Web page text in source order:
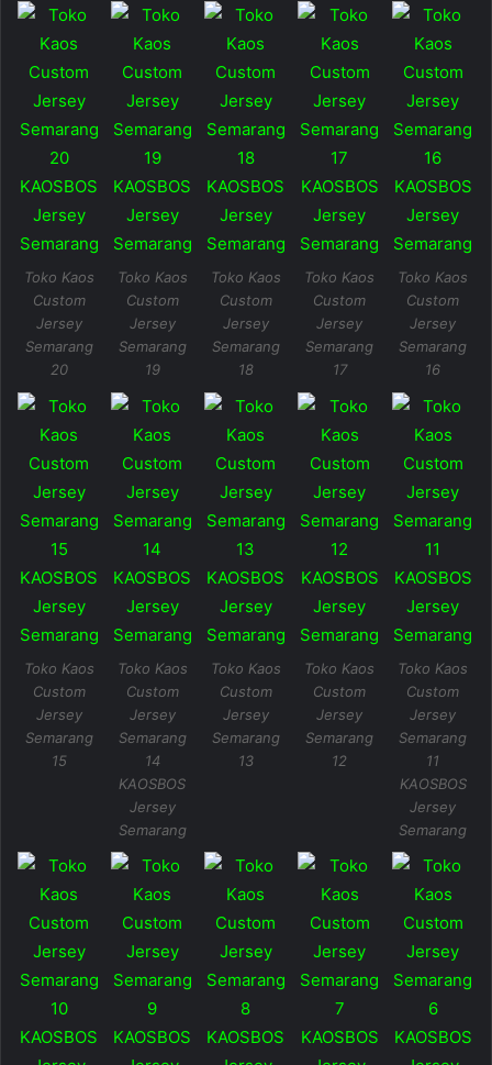
Toko Kaos
Custom
Jersey
Semarang
20
Toko Kaos
Custom
Jersey
Semarang
19
Toko Kaos
Custom
Jersey
Semarang
18
Toko Kaos
Custom
Jersey
Semarang
17
Toko Kaos
Custom
Jersey
Semarang
16
Toko Kaos
Custom
Jersey
Semarang
15
Toko Kaos
Custom
Jersey
Semarang
14
KAOSBOS
Jersey
Semarang
Toko Kaos
Custom
Jersey
Semarang
13
Toko Kaos
Custom
Jersey
Semarang
12
Toko Kaos
Custom
Jersey
Semarang
11
KAOSBOS
Jersey
Semarang